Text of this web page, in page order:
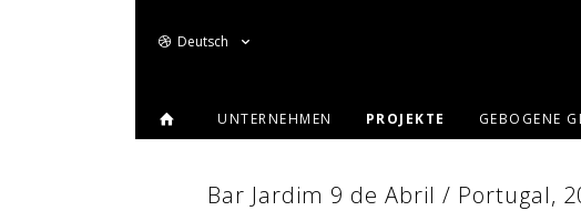
Deutsch
UNTERNEHMEN PROJEKTE GEBOGENE
Bar Jardim 9 de Abril / Portugal,